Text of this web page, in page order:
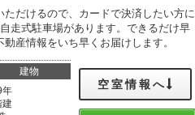
だけるので、カードで決済したい方に
走式駐車場があります。できるだけ早
産情報をいち早くお届けします。
建物
年
建
空室情報へ